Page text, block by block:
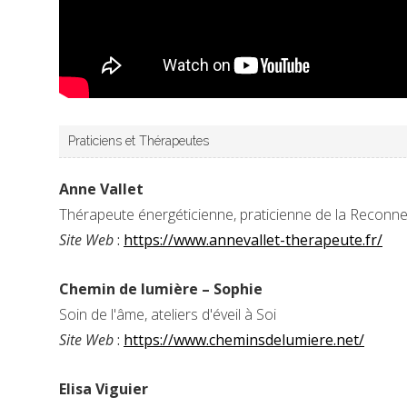
Praticiens et Thérapeutes
Anne Vallet
Thérapeute énergéticienne, praticienne de la
Site Web: https://www.annevallet-therapeute.fr/
Chemin de lumière – Sophie
Soin de l'âme, ateliers d'éveil à Soi
Site Web: https://www.cheminsdelumiere.net/
Elisa Viguier